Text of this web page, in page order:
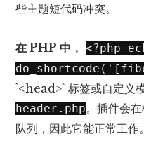
些主题短代码冲突。
在 PHP 中， <?php
`<head>` 标签或自定义
header.php。插件会
队列，因此它能正常工作。